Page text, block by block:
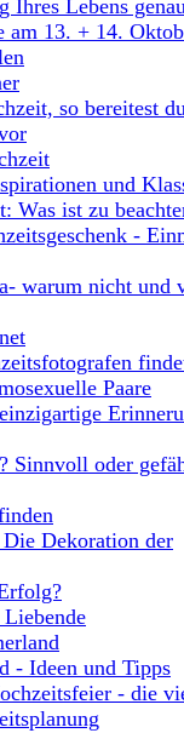
Ihres Lebens
am 13. + 14.
so bereitest
und
Was ist zu
-
warum nicht und
Paare
Sinnvoll oder
Dekoration der
- Ideen und Tipps
- die